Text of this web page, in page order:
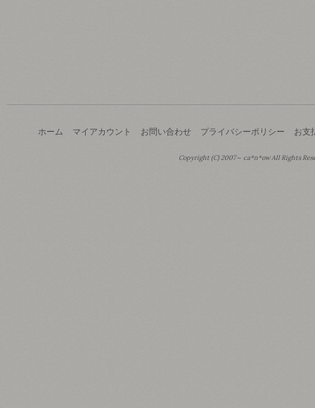
ホーム マイアカウント お問い合わせ プライバシーポリシー お支
Copyright (C) 2007～ ca*n*ow All Rights